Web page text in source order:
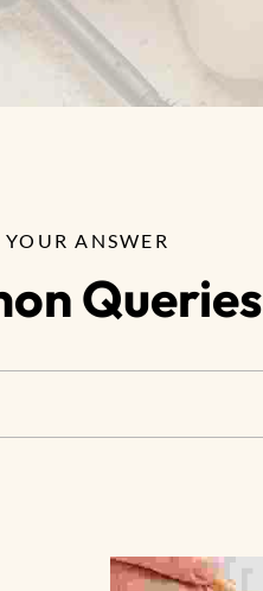
YOUR ANSWER
Queries